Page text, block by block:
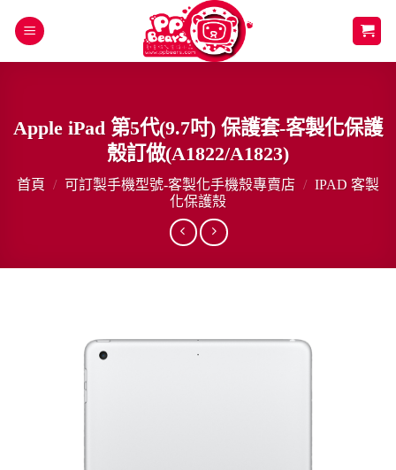
Apple iPad 第5代(9.7吋) 保護套-客製化保護
殼訂做(A1822/A1823)
首頁 / 可訂製手機型號-客製化手機殼專賣店 / IPAD 客製
化保護殼